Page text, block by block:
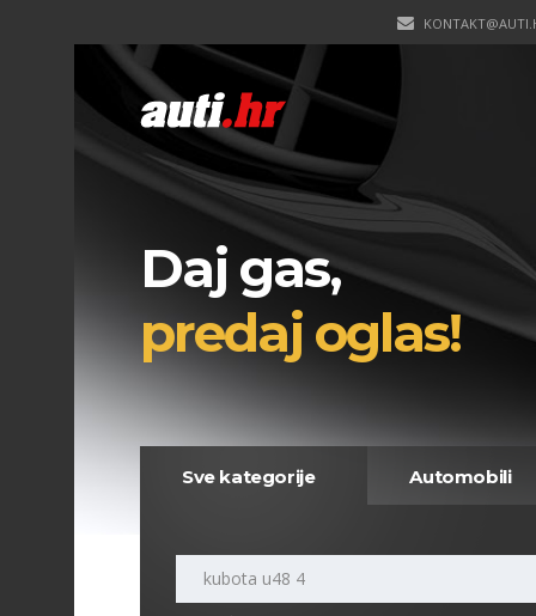
Daj gas,
predaj oglas!
Sve kategorije Automobili